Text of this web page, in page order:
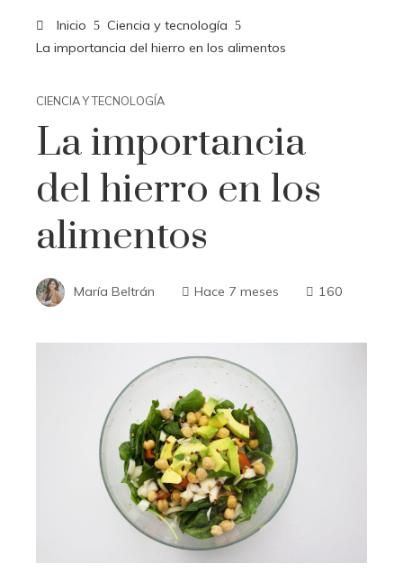
Inicio
Ciencia y tecnología
La importancia del hierro en los alimentos
CIENCIA Y TECNOLOGÍA
La importancia
del hierro en los
alimentos
María Beltrán Hace 7 meses 160